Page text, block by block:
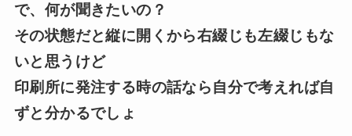
で、何が聞きたいの？
その状態だと縦に開くから右綴じも左綴じもな
いと思うけど
印刷所に発注する時の話なら自分で考えれば自
ずと分かるでしょ